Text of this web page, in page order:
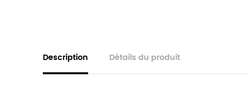
Description Détails du produit